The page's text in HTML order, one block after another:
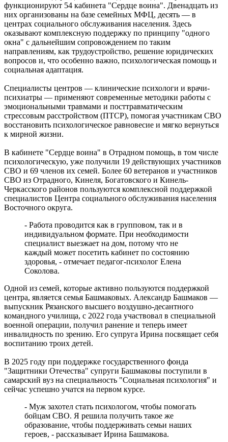
Реализация масштабных задач отрасли: Вячеслав Федорищев
вручил государственные и региональные награды в
преддверии Дня строителя
07.08.2026 | 17:04
Вместе на страже порядка: вклад добровольных народных
дружин в безопасность Самарской области
07.08.2026 | 17:02
7 августа Волга у берегов Самары прогрелась почти до 24 °C
Народ, родившийся на Волге: о поволжских немцах
Самарского края
07.08.2026 | 16:58
Для зрителей от 5 до 150 лет: в Новокуйбышевске выпускают
спектакль по мотивам русской сказки
07.08.2026 | 16:50
07.08.2026 | 16:25
Россияне больше не готовы откладывать решение жилищного
вопроса: объем выдачи ипотеки вырос на 38 %
07.08.2026 | 16:13
Завершился первый Всероссийский турнир "Шахматы для
СВОих"
07.08.2026 | 16:12
проходят в Сызранской больнице
07.08.2026 | 16:10
В новом статусе: что известно об и. о. ректора Самарского
государственного института культуры
07.08.2026 | 16:06
В Новокуйбышевске ушел из жизни заслуженный тренер
России Валерий Иванов
07.08.2026 | 15:55
Начали борьбу за трофей: футбольные клубы Самарской
области провели матчи первого тура группового этапа Кубка
России
07.08.2026 | 15:42
В Самарской области закроют ж/д переезд у Кротовки с 21 по
22 августа
07.08.2026 | 15:31
Играют будущие олимпийцы: в тольяттинском
спорткомплексе "Олимп" стартовал гандбольный турнир
07.08.2026 | 15:27
Аномальную жару прогнозируют в Самарской области 8
августа
07.08.2026 | 15:02
В Самаре пройдет открытый матч по следж-хоккею 8 августа
07.08.2026 | 15:01
функционируют 54 кабинета "Сердце воина". Двенадцать из
них организованы на базе семейных МФЦ, десять — в
центрах социального обслуживания населения. Здесь
оказывают комплексную поддержку по принципу "одного
окна" с дальнейшим сопровождением по таким
направлениям, как трудоустройство, решение юридических
вопросов и, что особенно важно, психологическая помощь и
социальная адаптация.
Специалисты центров — клинические психологи и врачи-
психиатры — применяют современные методики работы с
эмоциональными травмами и посттравматическим
стрессовым расстройством (ПТСР), помогая участникам СВО
восстановить психологическое равновесие и мягко вернуться
к мирной жизни.
В кабинете "Сердце воина" в Отрадном помощь, в том числе
психологическую, уже получили 19 действующих участников
СВО и 69 членов их семей. Более 60 ветеранов и участников
СВО из Отрадного, Кинеля, Богатовского и Кинель-
Черкасского районов пользуются комплексной поддержкой
специалистов Центра социального обслуживания населения
Восточного округа.
- Работа проводится как в групповом, так и в
индивидуальном формате. При необходимости
специалист выезжает на дом, потому что не
каждый может посетить кабинет по состоянию
здоровья, - отмечает педагог-психолог Елена
Соколова.
Одной из семей, которые активно пользуются поддержкой
центра, является семья Башмаковых. Александр Башмаков —
выпускник Рязанского высшего воздушно-десантного
командного училища, с 2022 года участвовал в специальной
военной операции, получил ранение и теперь имеет
инвалидность по зрению. Его супруга Ирина посвящает себя
воспитанию троих детей.
В 2025 году при поддержке государственного фонда
"Защитники Отечества" супруги Башмаковы поступили в
самарский вуз на специальность "Социальная психология" и
сейчас успешно учатся на первом курсе.
- Муж захотел стать психологом, чтобы помогать
бойцам СВО. Я решила получить такое же
образование, чтобы поддерживать семьи наших
героев, - рассказывает Ирина Башмакова.